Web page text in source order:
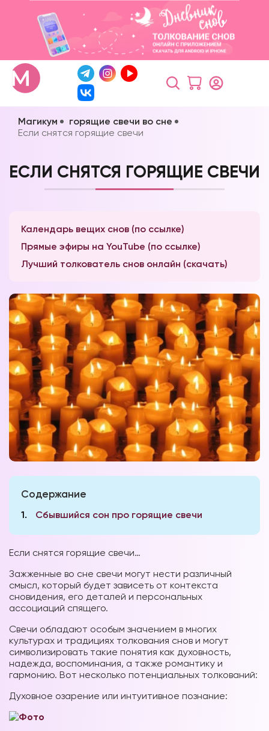
Магикум
горящие свечи во сне
Если снятся горящие свечи
ЕСЛИ СНЯТСЯ ГОРЯЩИЕ СВЕЧИ
Календарь вещих снов (по ссылке)
Прямые эфиры на YouTube (по ссылке)
Лучший толкователь снов онлайн (скачать)
Содержание
1 Сбывшийся сон про горящие свечи
Если снятся горящие свечи…
Зажженные во сне свечи могут нести различный
смысл, который будет зависеть от контекста
сновидения, его деталей и персональных
ассоциаций спящего.
Свечи обладают особым значением в многих
культурах и традициях толкования снов и могут
символизировать такие понятия как духовность,
надежда, воспоминания, а также романтику и
гармонию. Вот несколько потенциальных толкований:
Духовное озарение или интуитивное познание: